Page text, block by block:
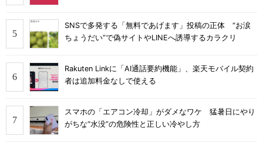
SNSで多発する「無料であげます」投稿の正体 “お涙
ちょうだい”で偽サイトやLINEへ誘導するカラクリ
Rakuten Linkに「AI通話要約機能」、楽天モバイル契約
者は追加料金なしで使える
スマホの「エアコン冷却」がダメなワケ 猛暑日にやり
がちな“水没”の危険性と正しい冷やし方